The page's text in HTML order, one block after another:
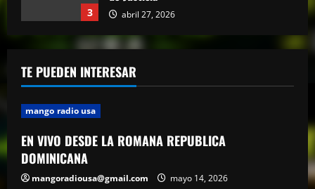
4 abril 27, 2026
5
mango radio usa
amistad con Antonio y su hermana, pero
yo quiero justicia”
TE PUEDEN INTERESAR
mango radio usa
EN VIVO DESDE LA ROMANA REPUBLICA
DOMINICANA
mangoradiousa@gmail.com mayo 14, 2026